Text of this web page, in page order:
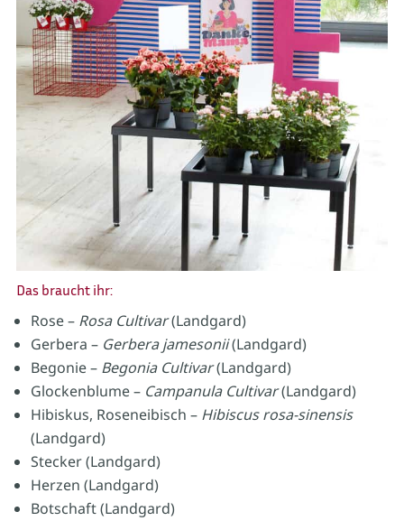
Das braucht ihr:
Rose – Rosa Cultivar(Landgard)
Gerbera – Gerbera jamesonii(Landgard)
Begonie –Begonia Cultivar(Landgard)
Glockenblume – Campanula Cultivar(Landgard)
Hibiskus, Roseneibisch – Hibiscus rosa-sinensis
(Landgard)
Stecker (Landgard)
Herzen (Landgard)
Botschaft (Landgard)